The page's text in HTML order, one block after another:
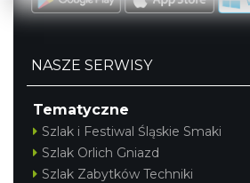
NASZE SERWISY
Tematyczne
Szlak i Festiwal Śląskie Smaki
Szlak Orlich Gniazd
Szlak Zabytków Techniki